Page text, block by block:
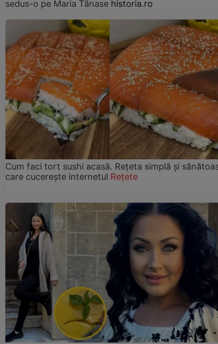
sedus-o pe Maria Tănase historia.ro
Cum faci tort sushi acasă. Rețeta simplă și
care cucerește internetul Rețete